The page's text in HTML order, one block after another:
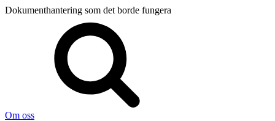
Dokumenthantering som det borde fungera
Om oss